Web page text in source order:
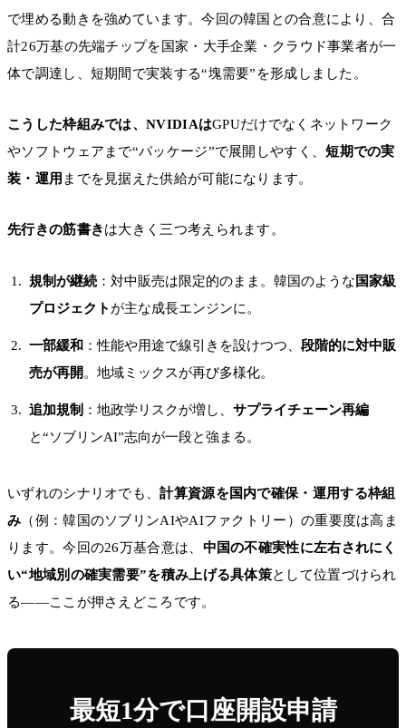
で埋める動きを強めています。今回の韓国との合意により、合
計26万基の先端チップを国家・大手企業・クラウド事業者が一
体で調達し、短期間で実装する“塊需要”を形成しました。
こうした枠組みでは、NVIDIAはGPUだけでなくネットワーク
やソフトウェアまで“パッケージ”で展開しやすく、短期での実
装・運用 までを見据えた供給が可能になります。
先行きの筋書きは大きく三つ考えられます。
規制が継続：対中販売は限定的のまま。韓国のような国家級
プロジェクト が主な成長エンジンに。
一部緩和 ：性能や用途で線引きを設けつつ、 段階的に対中販
売が再開 。地域ミックスが再び多様化。
追加規制 ：地政学リスクが増し、 サプライチェーン再編
と“ソブリンAI”志向が一段と強まる。
いずれのシナリオでも、計算資源を国内で確保・運用する枠組
み （例：韓国のソブリンAIやAIファクトリー）の重要度は高ま
ります。今回の26万基合意は、 中国の不確実性に左右されにく
い“地域別の確実需要”を積み上げる具体策として位置づけられ
る――ここが押さえどころです。
最短1分で口座開設申請